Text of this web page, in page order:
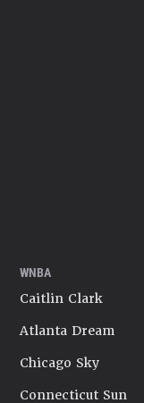
WNBA
Caitlin Clark
Atlanta Dream
Chicago Sky
Connecticut Sun